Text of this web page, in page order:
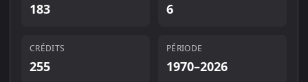
183 6
CRÉDITS
255
PÉRIODE
1970–2026